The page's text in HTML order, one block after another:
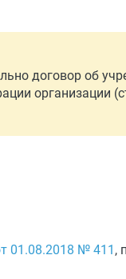
договор об
организации
01.08.2018 № 411 ,